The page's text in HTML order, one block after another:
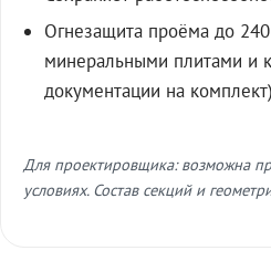
Огнезащита проёма до
минеральными плитами и
документации на комплект)
Для проектировщика: возможна
условиях. Состав секций и